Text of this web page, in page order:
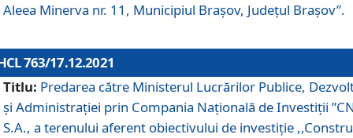
Aleea Minerva nr. 11, Municipiul Brașov, Județul Brașov”.
763/17.12.2021
Titlu: Predarea către Ministerul Lucrărilor Publice,
și Administrației prin Compania Naţională de Investiţii
S.A., a terenului aferent obiectivului de investiție